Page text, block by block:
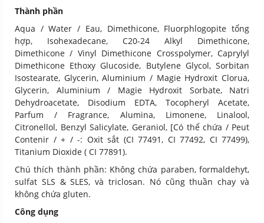
Thành phần
Aqua / Water / Eau, Dimethicone, Fluorphlogopite tổng
hợp, Isohexadecane, C20-24 Alkyl Dimethicone,
Dimethicone / Vinyl Dimethicone Crosspolymer, Caprylyl
Dimethicone Ethoxy Glucoside, Butylene Glycol, Sorbitan
Isostearate, Glycerin, Aluminium / Magie Hydroxit Clorua,
Glycerin, Aluminium / Magie Hydroxit Sorbate, Natri
Dehydroacetate, Disodium EDTA, Tocopheryl Acetate,
Parfum / Fragrance, Alumina, Limonene, Linalool,
Citronellol, Benzyl Salicylate, Geraniol, [Có thể chứa / Peut
Contenir / + / -: Oxit sắt (CI 77491, CI 77492, CI 77499),
Titanium Dioxide ( CI 77891).
Chú thích thành phần: Không chứa paraben, formaldehyt,
sulfat SLS & SLES, và triclosan. Nó cũng thuần chay và
không chứa gluten.
Công dụng